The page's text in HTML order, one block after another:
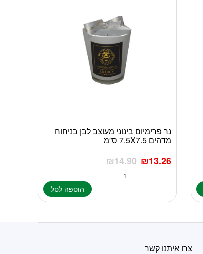
נר פרימיום בינוני מעוצב לבן בניחוח
מדהים 7.5X7.5 ס”מ
₪14.90 ₪13.26
הוספה לסל
צרו איתנו קשר